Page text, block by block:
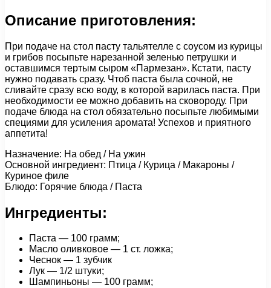
Описание приготовления:
При подаче на стол пасту тальятелле с соусом из курицы
и грибов посыпьте нарезанной зеленью петрушки и
оставшимся тертым сыром «Пармезан». Кстати, пасту
нужно подавать сразу. Чтоб паста была сочной, не
сливайте сразу всю воду, в которой варилась паста. При
необходимости ее можно добавить на сковороду. При
подаче блюда на стол обязательно посыпьте любимыми
специями для усиления аромата! Успехов и приятного
аппетита!
Назначение: На обед / На ужин
Основной ингредиент: Птица / Курица / Макароны /
Куриное филе
Блюдо: Горячие блюда / Паста
Ингредиенты:
Паста — 100 грамм;
Масло оливковое — 1 ст. ложка;
Чеснок — 1 зубчик
Лук — 1/2 штуки;
Шампиньоны — 100 грамм;